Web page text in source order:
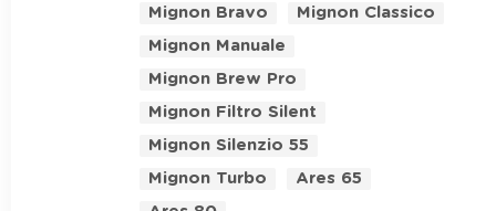
Mignon Bravo
Mignon Classico
Mignon Manuale
Mignon Brew Pro
Mignon Filtro Silent
Mignon Silenzio 55
Mignon Turbo
Ares 65